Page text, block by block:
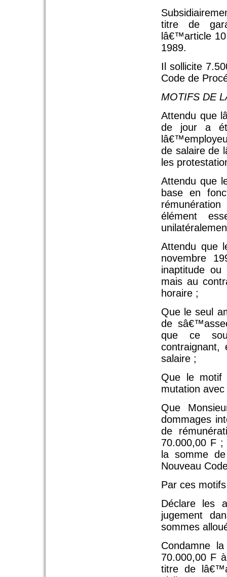
titre de
lâ€™article
1989.
Il sollicite
Code de
MOTIFS DE
Attendu que
de jour a
de salaire de
les
Attendu que
base en
élément
Attendu que
novembre
inaptitude
mais au
horaire ;
Que le seul
de
que ce
contraignant,
salaire ;
Que le motif
mutation
Que
dommages
de
70.000,00 F
la somme
Nouveau
Par ces
Déclare les
jugement
sommes
Condamne
70.000,00 F
titre de